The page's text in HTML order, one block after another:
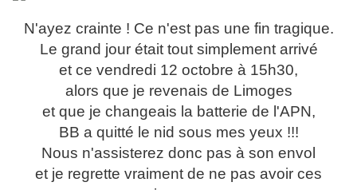
N'ayez crainte ! Ce n'est pas une fin tragique.
Le grand jour était tout simplement arrivé
et ce vendredi 12 octobre à 15h30,
alors que je revenais de Limoges
et que je changeais la batterie de l'APN,
BB a quitté le nid sous mes yeux !!!
Nous n'assisterez donc pas à son envol
et je regrette vraiment de ne pas avoir ces